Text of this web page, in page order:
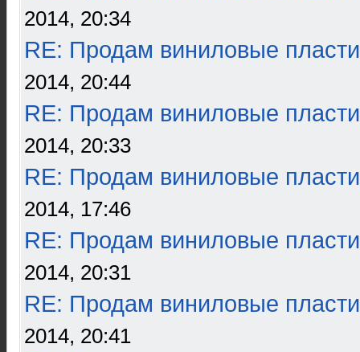
2014, 20:34
RE: Продам виниловые
2014, 20:44
RE: Продам виниловые
2014, 20:33
RE: Продам виниловые
2014, 17:46
RE: Продам виниловые
2014, 20:31
RE: Продам виниловые
2014, 20:41